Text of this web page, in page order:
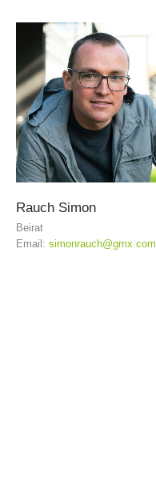
Ausbildung
TÄTIGKEIT
Rauch Simon
Beirat
Email: simonrauch@gmx.com